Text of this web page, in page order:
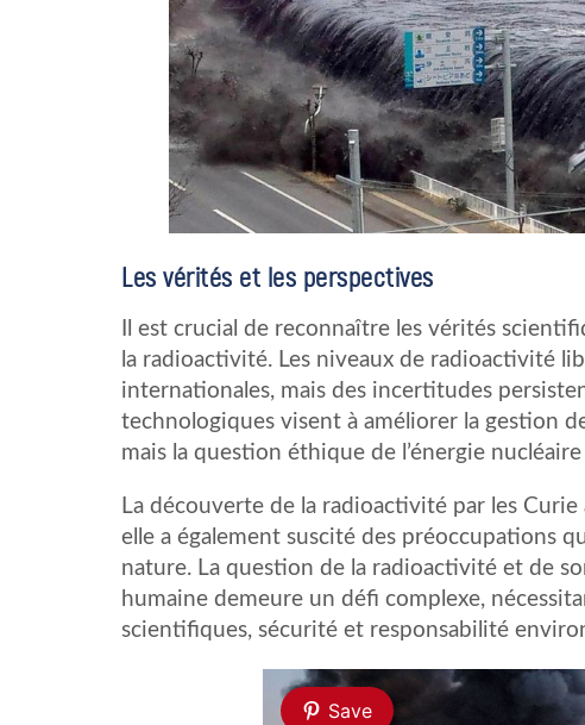
Les vérités et les perspectives
Il est crucial de reconnaître les vérités
la radioactivité. Les niveaux de radioactivité
internationales, mais des incertitudes
technologiques visent à améliorer la gestion
mais la question éthique de l’énergie
La découverte de la radioactivité par les
elle a également suscité des préoccupations
nature. La question de la radioactivité et de
humaine demeure un défi complexe,
scientifiques, sécurité et responsabilité
Save